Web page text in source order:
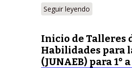
Seguir leyendo
Inicio de Talleres
Habilidades para
(JUNAEB) para 1°